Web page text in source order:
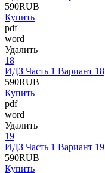
590RUB
Купить
pdf
word
Удалить
18
ИДЗ Часть 1 Вариант 18
590RUB
Купить
pdf
word
Удалить
19
ИДЗ Часть 1 Вариант 19
590RUB
Купить